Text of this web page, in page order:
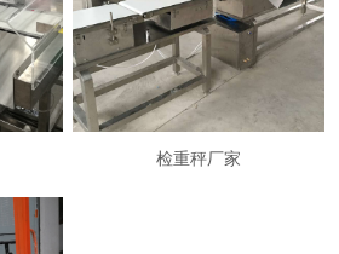
检重秤厂家